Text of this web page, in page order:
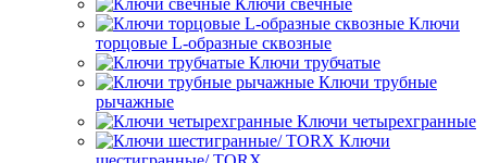
Ключи свечные
Ключи
торцовые L-образные сквозные
Ключи трубчатые
Ключи трубные
рычажные
Ключи четырехгранные
Ключи